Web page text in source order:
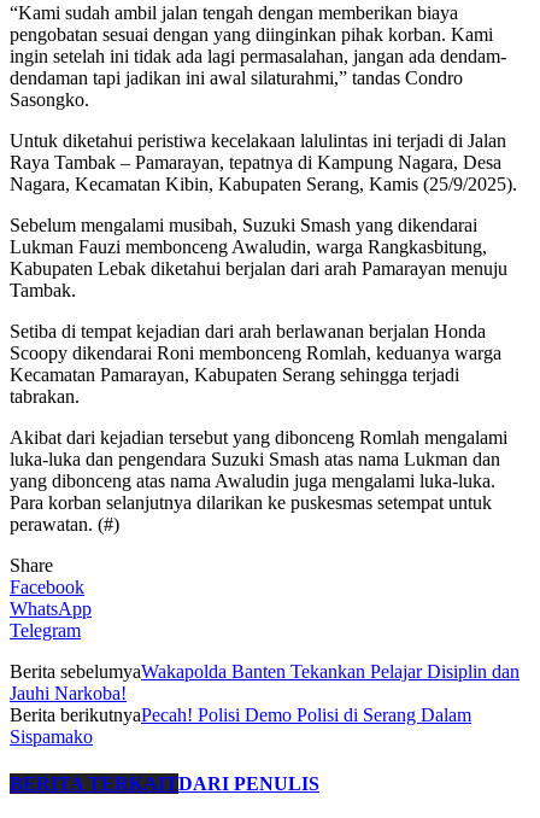
“Kami sudah ambil jalan tengah dengan memberikan biaya
pengobatan sesuai dengan yang diinginkan pihak korban. Kami
ingin setelah ini tidak ada lagi permasalahan, jangan ada dendam-
dendaman tapi jadikan ini awal silaturahmi,” tandas Condro
Sasongko.
Untuk diketahui peristiwa kecelakaan lalulintas ini terjadi di Jalan
Raya Tambak – Pamarayan, tepatnya di Kampung Nagara, Desa
Nagara, Kecamatan Kibin, Kabupaten Serang, Kamis (25/9/2025).
Sebelum mengalami musibah, Suzuki Smash yang dikendarai
Lukman Fauzi membonceng Awaludin, warga Rangkasbitung,
Kabupaten Lebak diketahui berjalan dari arah Pamarayan menuju
Tambak.
Setiba di tempat kejadian dari arah berlawanan berjalan Honda
Scoopy dikendarai Roni membonceng Romlah, keduanya warga
Kecamatan Pamarayan, Kabupaten Serang sehingga terjadi
tabrakan.
Akibat dari kejadian tersebut yang dibonceng Romlah mengalami
luka-luka dan pengendara Suzuki Smash atas nama Lukman dan
yang dibonceng atas nama Awaludin juga mengalami luka-luka.
Para korban selanjutnya dilarikan ke puskesmas setempat untuk
perawatan. (#)
Share
Facebook
WhatsApp
Telegram
Berita sebelumyaWakapolda Banten Tekankan Pelajar Disiplin dan
Jauhi Narkoba!
Berita berikutnyaPecah! Polisi Demo Polisi di Serang Dalam
Sispamako
BERITA TERKAITDARI PENULIS